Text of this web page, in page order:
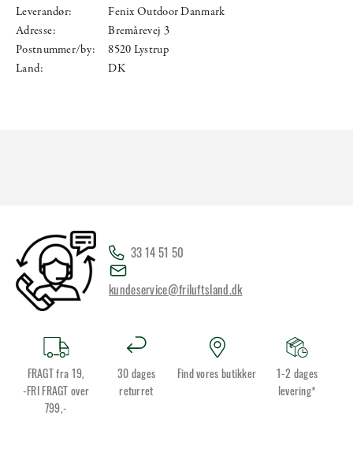
Leverandør:
Fenix Outdoor Danmark
Adresse:
Bremårevej 3
Postnummer/by:
8520 Lystrup
Land:
DK
33 14 51 50
kundeservice@friluftsland.dk
FRAGT fra 19,
-FRI FRAGT over
799,-
30 dages
returret
Find vores butikker
1-2 dages
levering*